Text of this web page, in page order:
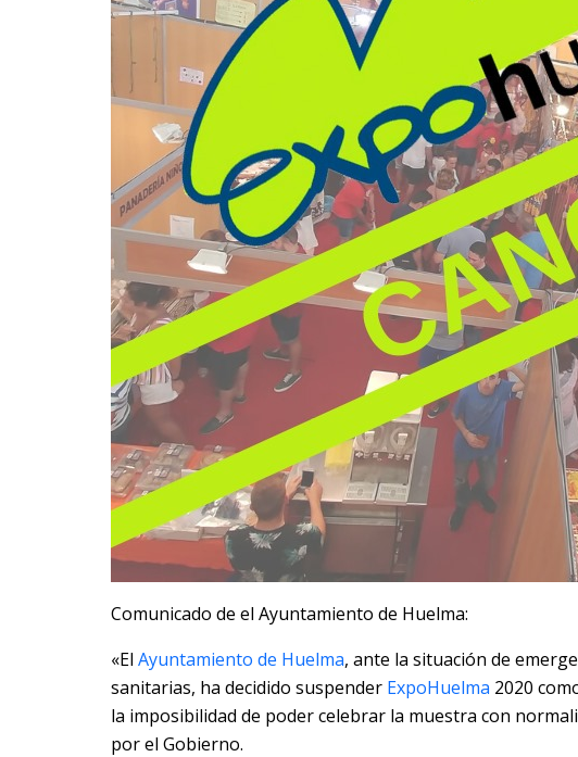
Comunicado de el Ayuntamiento de Huelma:
«El Ayuntamiento de Huelma, ante la situación de
sanitarias, ha decidido suspender ExpoHuelma 2020
la imposibilidad de poder celebrar la muestra con
por el Gobierno.